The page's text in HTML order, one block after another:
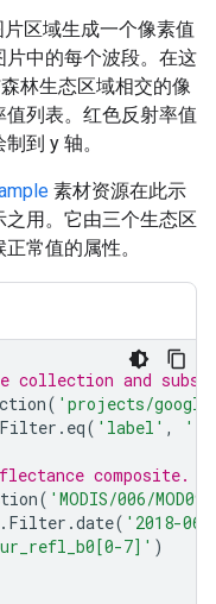
区域生成一个像素值
中的每个波段。在这
林生态区域相交的像
列表。红色反射率值
到 y 轴。
素材资源在此示
用。它由三个生态区
常值的属性。
collection and
( 'projects/
Filter . eq( 'label' ,
composite.
( 'MODIS/006/
. Filter .date( '2018-
7]' )